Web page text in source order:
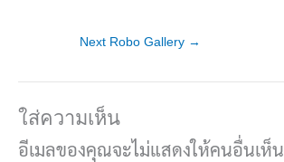
Next Robo Gallery →
ใส่ความเห็น
อีเมลของคุณจะไม่แสดงให้คนอื่นเห็น